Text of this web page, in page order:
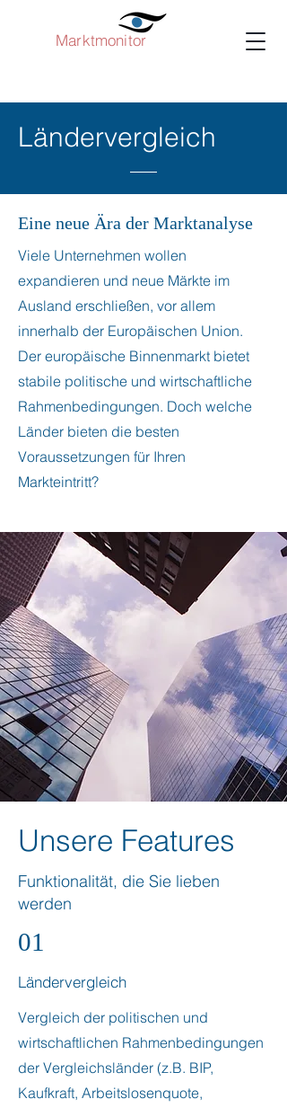
Marktmonitor
Ländervergleich
Eine neue Ära der Marktanalyse
Viele Unternehmen wollen
expandieren und neue Märkte im
Ausland erschließen, vor allem
innerhalb der Europäischen Union.
Der europäische Binnenmarkt bietet
stabile politische und wirtschaftliche
Rahmenbedingungen. Doch welche
Länder bieten die besten
Voraussetzungen für Ihren
Markteintritt?
Unsere Features
Funktionalität, die Sie lieben
werden
01
Ländervergleich
Vergleich der politischen und
wirtschaftlichen Rahmenbedingungen
der Vergleichsländer (z.B. BIP,
Kaufkraft, Arbeitslosenquote,